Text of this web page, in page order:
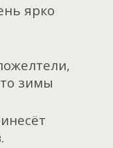
ярко
зимы